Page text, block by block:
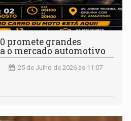
promete grandes
o mercado automotivo
25 de Julho de 2026 às 11:07